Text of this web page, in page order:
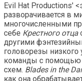
Evil Hat Productions'
разворачивается в
многочисленными
себе Крестного отца
другими
головорезы низкого
команды с помощью
схем. Blades in the
как она